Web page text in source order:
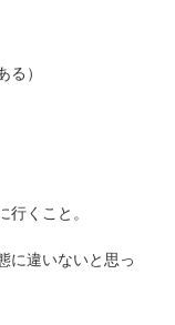
る）
行くこと。
に違いないと思っ